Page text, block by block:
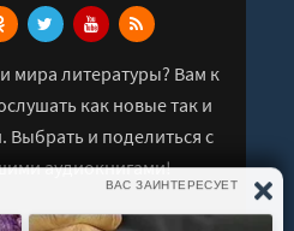
мира литературы? Вам к
как новые так и
Выбрать и поделиться с
аудиокнигами!